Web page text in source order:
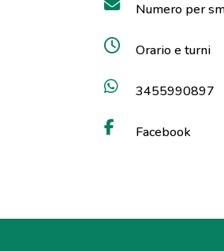
Numero per
Orario e turni
3455990897
Facebook